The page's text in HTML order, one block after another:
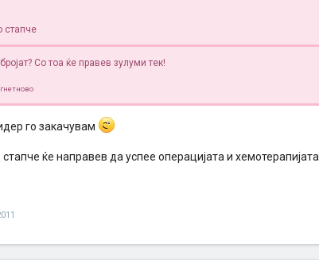
стапче
Со тоа ќе правев зулуми тек!
го закачувам
ќе направев да успее операцијата и